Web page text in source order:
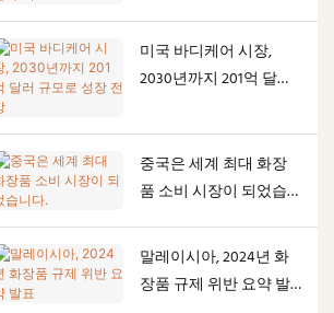
미국 바디케어 시장,
2030년까지 201억 달러
중국은 세계 최대 화장
품 소비 시장이 되었습
말레이시아, 2024년 화
장품 규제 위반 요약 발